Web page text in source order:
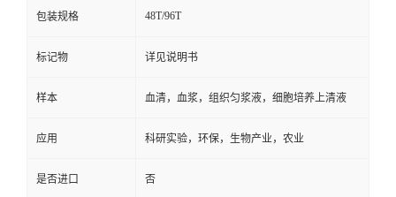
包装规格 48T/96T
标记物 详见说明书
样本 血清，血浆，组织匀浆液，细胞培养上清液
应用 科研实验，环保，生物产业，农业
是否进口 否